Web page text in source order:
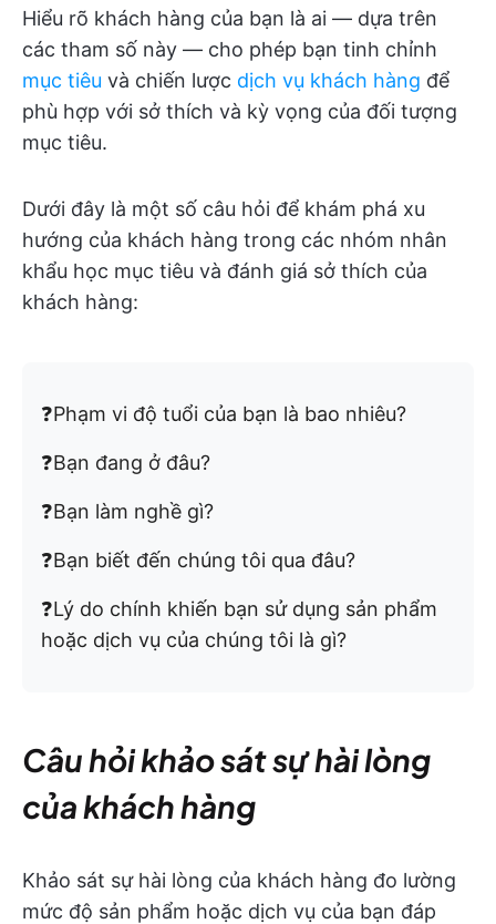
Hiểu rõ khách hàng của bạn là ai — dựa trên
các tham số này — cho phép bạn tinh chỉnh
mục tiêu và chiến lược dịch vụ khách hàng để
phù hợp với sở thích và kỳ vọng của đối tượng
mục tiêu.
Dưới đây là một số câu hỏi để khám phá xu
hướng của khách hàng trong các nhóm nhân
khẩu học mục tiêu và đánh giá sở thích của
khách hàng:
❓Phạm vi độ tuổi của bạn là bao nhiêu?
❓Bạn đang ở đâu?
❓Bạn làm nghề gì?
❓Bạn biết đến chúng tôi qua đâu?
❓Lý do chính khiến bạn sử dụng sản phẩm
hoặc dịch vụ của chúng tôi là gì?
Câu hỏi khảo sát sự hài lòng
của khách hàng
Khảo sát sự hài lòng của khách hàng đo lường
mức độ sản phẩm hoặc dịch vụ của bạn đáp